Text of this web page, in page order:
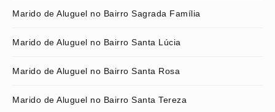
Marido de Aluguel no Bairro Sagrada Família
Marido de Aluguel no Bairro Santa Lúcia
Marido de Aluguel no Bairro Santa Rosa
Marido de Aluguel no Bairro Santa Tereza